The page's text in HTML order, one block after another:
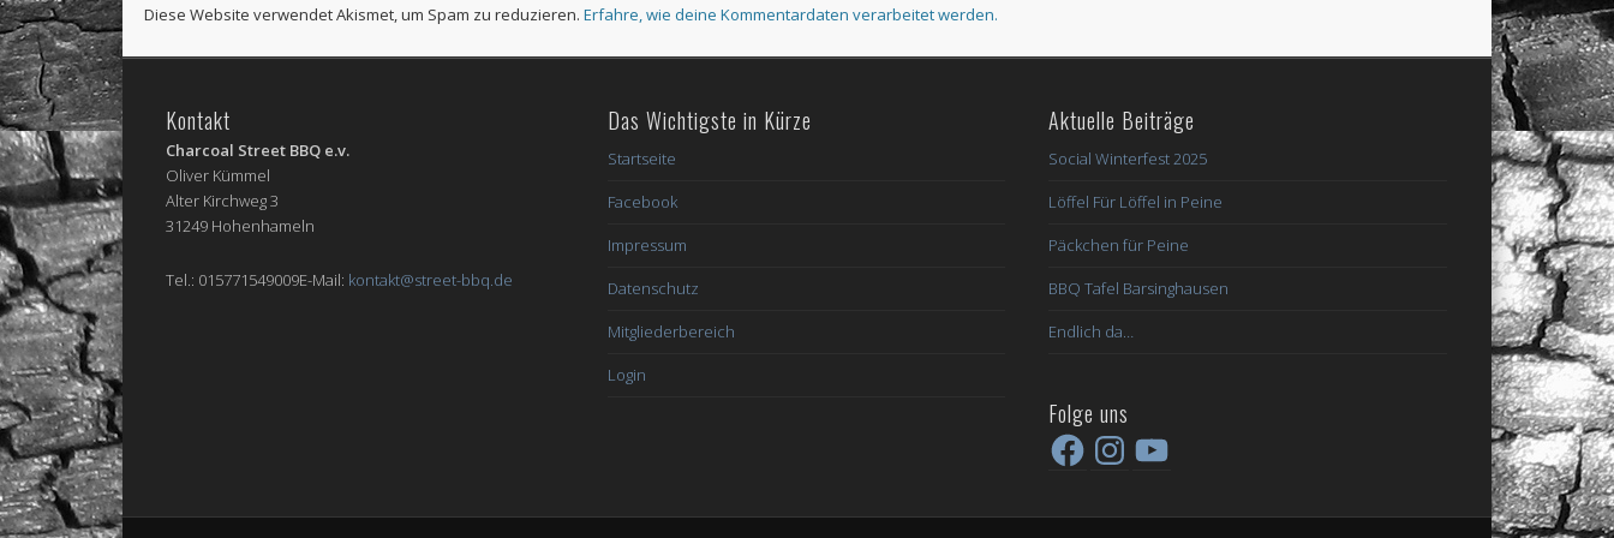
Diese Website verwendet Akismet, um Spam zu reduzieren.Erfahre, wie deine Kommentardaten verarbeitet werden.
Kontakt
Charcoal Street BBQ e.v.
Oliver Kümmel
Alter Kirchweg 3
31249 Hohenhameln
Tel.: 015771549009E-Mail: kontakt@street-bbq.de
Das Wichtigste in Kürze
Startseite
Facebook
Impressum
Datenschutz
Mitgliederbereich
Login
Aktuelle Beiträge
Social Winterfest 2025
Löffel Für Löffel in Peine
Päckchen für Peine
BBQ Tafel Barsinghausen
Endlich da…
Folge uns
FacebookInstagramYouTube